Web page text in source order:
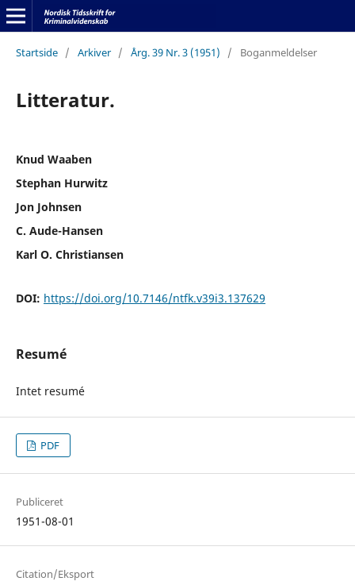
Startside / Arkiver / Årg. 39 Nr. 3 (1951) / Boganmeldelser
Litteratur.
Knud Waaben
Stephan Hurwitz
Jon Johnsen
C. Aude-Hansen
Karl O. Christiansen
DOI: https://doi.org/10.7146/ntfk.v39i3.137629
Resumé
Intet resumé
PDF
Publiceret
1951-08-01
Citation/Eksport